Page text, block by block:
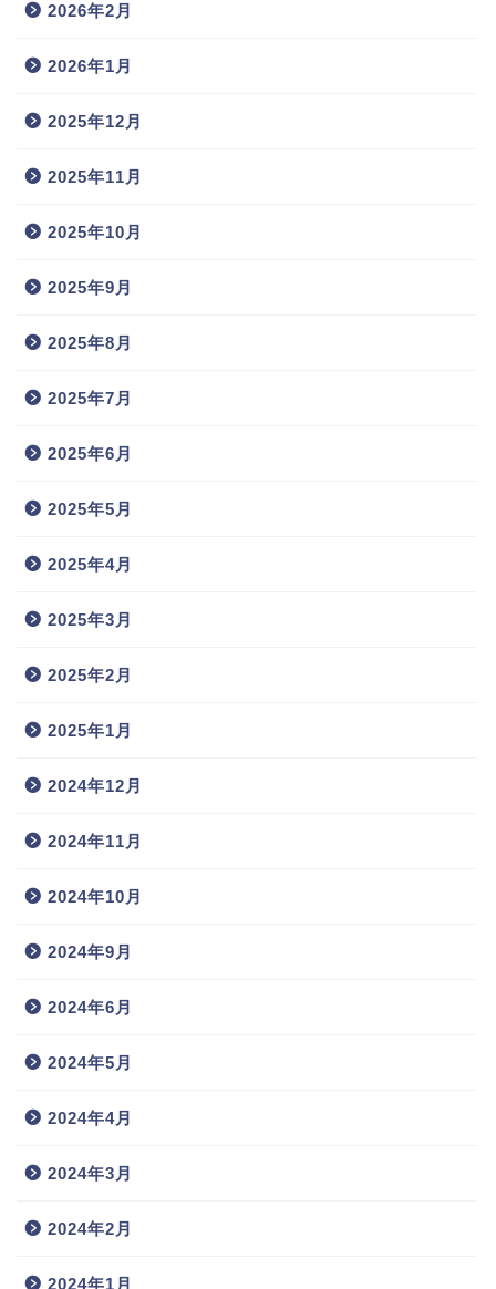
2026年2月
2026年1月
2025年12月
2025年11月
2025年10月
2025年9月
2025年8月
2025年7月
2025年6月
2025年5月
2025年4月
2025年3月
2025年2月
2025年1月
2024年12月
2024年11月
2024年10月
2024年9月
2024年6月
2024年5月
2024年4月
2024年3月
2024年2月
2024年1月